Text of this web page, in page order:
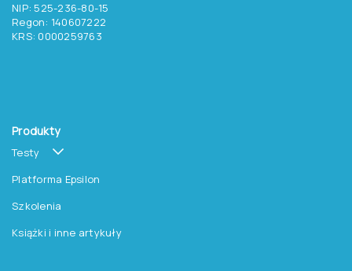
NIP: 525-236-80-15
Regon: 140607222
KRS: 0000259763
Produkty
Testy
Platforma Epsilon
Szkolenia
Książki i inne artykuły